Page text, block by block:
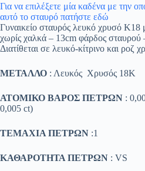
Για να επιλέξετε μία καδένα με την
αυτό το σταυρό πατήστε εδώ
Γυναικείο σταυρός λευκό χρυσό Κ18
χωρίς χαλκά – 13cm φάρδος σταυρού
Διατίθεται σε λευκό-κίτρινο και ροζ
ΜΕΤΑΛΛΟ : Λευκός Χρυσός 18K
ΑΤΟΜΙΚΟ ΒΑΡΟΣ ΠΕΤΡΩΝ :
0,005 ct)
ΤΕΜΑΧΙΑ ΠΕΤΡΩΝ :1
ΚΑΘΑΡΟΤΗΤΑ ΠΕΤΡΩΝ : VS